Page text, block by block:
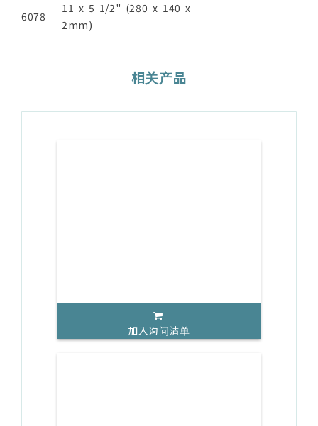
6078
11 x 5 1/2" (280 x 140 x
2mm)
相关产品
加入询问清单